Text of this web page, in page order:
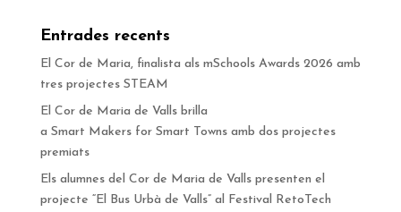
Entrades recents
El Cor de Maria, finalista als mSchools Awards 2026 amb
tres projectes STEAM
El Cor de Maria de Valls brilla
a Smart Makers for Smart Towns amb dos projectes
premiats
Els alumnes del Cor de Maria de Valls presenten el
projecte “El Bus Urbà de Valls” al Festival RetoTech